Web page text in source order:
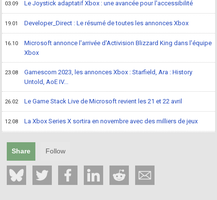
03.09 Le Joystick adaptatif Xbox : une avancée pour l'accessibilité
19.01 Developer_Direct : Le résumé de toutes les annonces Xbox
16.10
Microsoft annonce l'arrivée d'Activision Blizzard King dans l'équipe
Xbox
23.08
Gamescom 2023, les annonces Xbox : Starfield, Ara : History
Untold, AoE IV...
26.02 Le Game Stack Live de Microsoft revient les 21 et 22 avril
12.08 La Xbox Series X sortira en novembre avec des milliers de jeux
Share Follow